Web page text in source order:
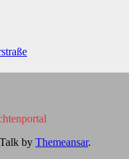
by Themeansar.